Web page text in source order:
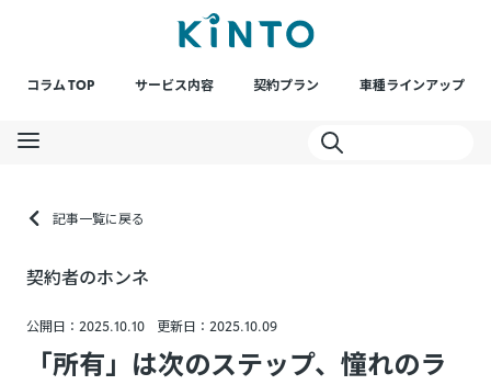
コラム TOP サービス内容 契約プラン 車種ラインアップ
記事一覧に戻る
契約者のホンネ
公開日：2025.10.10 更新日：2025.10.09
「所有」は次のステップ、憧れのラ